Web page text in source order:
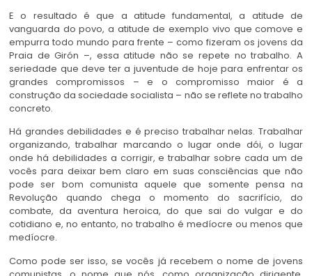
E o resultado é que a atitude fundamental, a atitude de
vanguarda do povo, a atitude de exemplo vivo que comove e
empurra todo mundo para frente – como fizeram os jovens da
Praia de Girón –, essa atitude não se repete no trabalho. A
seriedade que deve ter a juventude de hoje para enfrentar os
grandes compromissos – e o compromisso maior é a
construção da sociedade socialista – não se reflete no trabalho
concreto.
Há grandes debilidades e é preciso trabalhar nelas. Trabalhar
organizando, trabalhar marcando o lugar onde dói, o lugar
onde há debilidades a corrigir, e trabalhar sobre cada um de
vocês para deixar bem claro em suas consciências que não
pode ser bom comunista aquele que somente pensa na
Revolução quando chega o momento do sacrifício, do
combate, da aventura heroica, do que sai do vulgar e do
cotidiano e, no entanto, no trabalho é medíocre ou menos que
medíocre.
Como pode ser isso, se vocês já recebem o nome de jovens